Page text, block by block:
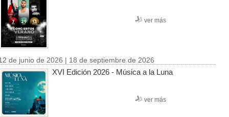
ver más
de junio de 2026 | 18 de septiembre de 2026
XVI Edición 2026 - Música a la Luna
ver más